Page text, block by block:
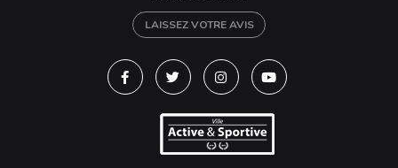
LAISSEZ VOTRE AVIS
Lien vers le compte Facebook
Lien vers le compte Twitter
Lien vers le compte
Lien vers la chaîne